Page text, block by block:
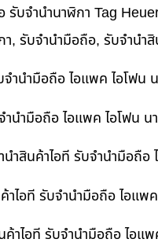
รับจำนำนาฬิกา Tag
, รับจำนำมือถือ, รับจำนำ
ำนำมือถือ ไอแพค ไอโฟน
นำมือถือ ไอแพค ไอโฟน
ำสินค้าไอที รับจำนำมือถื
าไอที รับจำนำมือถือ ไอแ
ค้าไอที รับจำนำมือถือ ไอ